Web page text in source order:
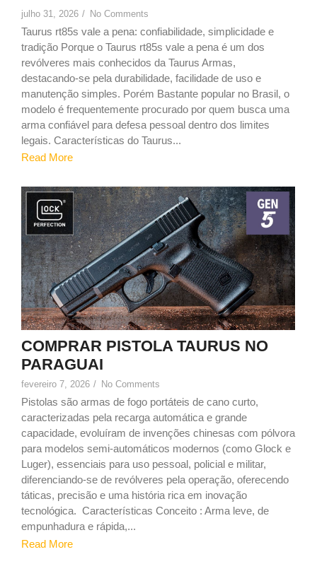
julho 31, 2026 / No Comments
Taurus rt85s vale a pena: confiabilidade, simplicidade e
tradição Porque o Taurus rt85s vale a pena é um dos
revólveres mais conhecidos da Taurus Armas,
destacando-se pela durabilidade, facilidade de uso e
manutenção simples. Porém Bastante popular no Brasil, o
modelo é frequentemente procurado por quem busca uma
arma confiável para defesa pessoal dentro dos limites
legais. Características do Taurus...
Read More
9
COMPRAR PISTOLA TAURUS NO
PARAGUAI
fevereiro 7, 2026 / No Comments
Pistolas são armas de fogo portáteis de cano curto,
caracterizadas pela recarga automática e grande
capacidade, evoluíram de invenções chinesas com pólvora
para modelos semi-automáticos modernos (como Glock e
Luger), essenciais para uso pessoal, policial e militar,
diferenciando-se de revólveres pela operação, oferecendo
táticas, precisão e uma história rica em inovação
tecnológica. Características Conceito : Arma leve, de
empunhadura e rápida,...
Read More